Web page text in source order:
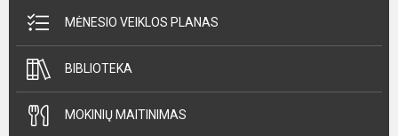
MĖNESIO VEIKLOS PLANAS
BIBLIOTEKA
MOKINIŲ MAITINIMAS